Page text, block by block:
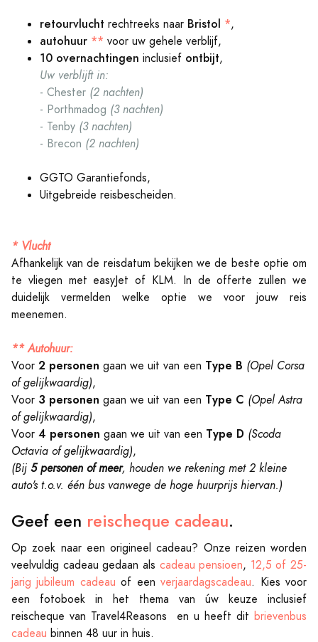
retourvlucht rechtreeks naar Bristol *,
autohuur ** voor uw gehele verblijf,
10 overnachtingen inclusief ontbijt,
Uw verblijft in:
- Chester (2 nachten)
- Porthmadog (3 nachten)
- Tenby (3 nachten)
- Brecon (2 nachten)
GGTO Garantiefonds,
Uitgebreide reisbescheiden.
* Vlucht
Afhankelijk van de reisdatum bekijken we de beste optie om
te vliegen met easyJet of KLM. In de offerte zullen we
duidelijk vermelden welke optie we voor jouw reis
meenemen.
** Autohuur:
Voor 2 personen gaan we uit van een Type B (Opel Corsa
of gelijkwaardig),
Voor 3 personen gaan we uit van een Type C (Opel Astra
of gelijkwaardig),
Voor 4 personen gaan we uit van een Type D (Scoda
Octavia of gelijkwaardig),
(Bij 5 personen of meer, houden we rekening met 2 kleine
auto's t.o.v. één bus vanwege de hoge huurprijs hiervan.)
Geef een reischeque cadeau.
Op zoek naar een origineel cadeau? Onze reizen worden
veelvuldig cadeau gedaan als cadeau pensioen, 12,5 of 25-
jarig jubileum cadeau of eenverjaardagscadeau. Kies voor
een fotoboek in het thema van úw keuze inclusief
reischeque van Travel4Reasons en u heeft dit brievenbus
cadeau binnen 48 uur in huis.